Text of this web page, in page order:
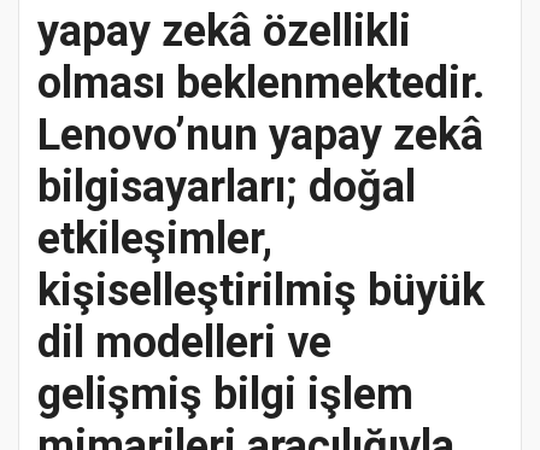
yapay zekâ özellikli
olması beklenmektedir.
Lenovo’nun yapay zekâ
bilgisayarları; doğal
etkileşimler,
kişiselleştirilmiş büyük
dil modelleri ve
gelişmiş bilgi işlem